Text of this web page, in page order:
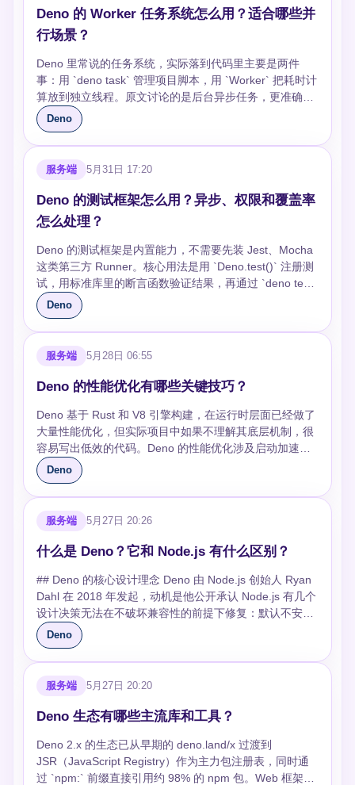
monorepo 共用 TypeScript 配置，仍然可能需要兼容既有
tsconfig。踩坑是直接复制 Node 项目的 tsconfig，里面的
`moduleResolution`、路径别名或类型声明未必适合
Deno，迁移时要逐项确认。 ```json { "compilerOptions":
{ "strict": true, "lib": ["deno.ns", "dom", "dom.iterable"] },
"imports": { "@std/assert": "jsr:@std/assert@1" } } ```
### 第三方库的类型怎么处理？ Deno 导入的现代 ESM
模块通常自带类型，JSR 和不少 npm 包也能直接获得类
明能快速推进业务，但长期看会增加维护成本，尤其是库
升级后声明可能和真实行为不一致。踩坑点是 npm 包如
果依赖 Node 专有 API，类型能过不代表运行能过，还要
验证运行时兼容性。 ```ts import { assertEquals } from
"jsr:@std/assert@1"; import express from
"npm:express@4"; assertEquals(typeof express,
"function"); ``` ### 严格类型会不会拖慢开发？ 短期看，
`strict: true` 会让你多处理空值、联合类型和外部输入校
验，确实比随手写 `any` 慢。长期看，它能把很多线上问
宽，但核心模块不要长期依赖 `any`，否则 TypeScript 只
JSON 进来仍然可能是错的，必要时要配合 zod 这类校验
库。 ## 小结 Deno 的 TypeScript 体验好在默认路径短：
写 `.ts`、跑 `deno check`、用 `deno task` 固化流程。真
正稳定的项目还需要锁依赖、明确 compilerOptions，并
把类型检查放进 CI；这样才能享受少配置，而不是把隐患
藏到运行时。
器 DOM 的逻辑。它支持权限参数，所以测试里如果要读
文件或访问本地端口，需要显式声明，这能逼你看清测试
到底碰了哪些资源。取舍是它不像 Jest 那样自带庞大的生
态和快照习惯，迁移 React 组件测试时未必划算。踩坑点
是异步测试忘记 `await` 或测试权限没写全，表现可能像
代码错了，其实是运行命令不完整。 ```ts import {
assertEquals } from
"https://deno.land/std@0.224.0/assert/mod.ts";
deno task 有什么实际价值？ `deno task` 类似 npm
scripts，用来把常用命令写进 `deno.json`，让本地和 CI
使用同一套入口。它的价值不是功能多，而是减少“你本地
怎么跑”的沟通成本。取舍是跨运行时项目仍然可能需要
项目内部统一命令。常见坑是把权限参数散落在文档里，
最后 CI 忘加权限，最好统一写到 task 中。 ```json {
"tasks": { "dev": "deno run --watch --allow-net --allow-
read src/main.ts", "check": "deno fmt --check && deno
compile` 可以把脚本打成单个可执行文件，适合内部
对方不需要先安装 Deno，也不用理解依赖缓存。边界是
产物体积通常不小，且动态读取文件、远程导入和运行时
权限需要提前想清楚。踩坑最多的是编译时没有把所需权
限和目标平台写进去，结果本地能跑，换机器后访问网络
或文件失败。 ```bash deno compile --allow-read --allow-
net --output bin/tool src/cli.ts ``` ### deno doc 和 deno
直接生成 API 文档，减少文档和代码不一致。`deno
机结果做绝对结论。取舍是文档和基准测试都会增加维护
成本，只有公共 API、核心算法或性能敏感路径才值得固
定下来。踩坑是 benchmark 受机器负载影响很大，最好
比较同一环境下的相对变化，而不是追求漂亮数字。 ##
小结 Deno 内置工具最适合解决“项目启动阶段工具太
多”的问题。先用 `fmt + lint + test + task` 建立基本质量
链用过头。
看到 `require` 和 `import`。Deno 默认使用 ES
Modules，可以直接从 URL、npm specifier 或 JSR 导入
依赖，不强制依赖 `node_modules`。这种方式的取舍很
明显：Deno 的依赖入口更透明，适合小工具和新项目；
Node.js 的 npm 生态更大，遇到冷门 SDK 时更稳。踩坑
点是 Deno 的远程 URL 一定要锁版本，否则上游变更可
能让构建不可复现。 ```ts import { serve } from
"https://deno.land/std@0.224.0/http/server.ts"; import
chalk from "npm:chalk@5"; serve(() => new
Deno 默认安全是什么意思？ Node.js 程序默认可以读文
件、访问网络、读取环境变量，权限通常靠容器、系统用
户或部署平台隔离。Deno 反过来，脚本默认没有文件、
网络和环境变量权限，运行时必须显式加 `--allow-read`、
`--allow-net` 等参数。这个设计适合运行第三方脚本、CLI
插件或自动化任务，因为权限边界写在命令里。边界是后
端服务最终仍要访问数据库、Redis 和配置，权限参数会
变多，团队需要把它们固化到 `deno.json` 或部署脚本
里。 ```bash deno run main.ts deno run --allow-
直接运行 `.ts` 文件，不需要先安装 `typescript`、`ts-
node` 或维护一套复杂构建配置。它对写脚本、边缘函数
和小型服务很舒服，类型检查和运行命令都比较直接。取
舍在于大型 Node.js 项目通常已有成熟的 tsconfig、构建
缓存、路径别名和框架插件，迁到 Deno 未必省事。另一
个常见坑是“能运行”不等于“已经类型检查”，实际 CI 里仍
建议单独跑 `deno check`，避免为了启动速度跳过类型问
题。 ```bash deno check src/main.ts deno run --check
SDK、监控探针、ORM、框架插件都非常丰富，遇到支
付、云厂商、旧系统集成时更容易找到现成方案。Deno
已经支持很多 npm 包，但不是所有包都能无缝运行，尤
其是依赖 Node 原生模块、文件系统假设或构建脚本的
包。项目如果强依赖复杂 npm 生态，Node.js 通常成本更
低；如果是 API 服务、脚本平台、边缘函数或 TypeScript
优先的新工具，Deno 的开发体验更清爽。 ### 线上项目
应该怎么选？ 已有 Node.js 项目不要为了追新整体迁移，
除非你能明确量化安全、部署或工具链收益。新项目如果
件，Node.js 仍然是稳妥选择。Deno 适合权限边界清晰、
依赖少、希望减少工具链配置的项目，例如内部 CLI、
Webhook 服务、轻量 API 和自动化脚本。真正的踩坑不
是选错运行时，而是没有把依赖锁定、权限参数、CI 检查
和部署镜像写清楚。 ## 小结 Node.js 像一座成熟城市，
路网复杂但配套齐全；Deno 更像规划更现代的新区，默
Deno 的 Worker 任务系统怎么用？适合哪些并
行场景？
Deno 里常说的任务系统，实际落到代码里主要是两件
事：用 `deno task` 管理项目脚本，用 `Worker` 把耗时计
算放到独立线程。原文讨论的是后台异步任务，更准确地
说是 Worker 模型。Worker 有自己的执行上下文和内存空
间，不能直接共享主线程变量，只能靠 `postMessage` 传
数据。它适合 CPU 密集型或可拆分的批处理，不适合把
普通 I/O 都丢进去；如果只是请求接口或读几个小文件，
很重要，因为很多文章会把 “task” 和 “worker” 混着讲。
面试或项目评审时，应该先说明你讨论的是哪一层：命令
编排层的 `deno task`，还是运行时并行层的 Worker。前
者解决“怎么启动和约束命令”，后者解决“怎么让重计算不
堵住主线程”。两者都能提升工程体验，但解决的问题完全
不同。 ## 追问 ### Deno 里怎么启动一个 Worker？ 主
线程用 `new Worker(new URL("./worker.ts",
import.meta.url).href, { type: "module" })` 创建 Worker，
然后通过 `postMessage` 发消息。Worker 侧监听
果。这里的边界是消息会被结构化克隆，函数、类实例方
法、部分复杂对象不能像普通引用一样传过去。踩坑点是
路径最好用 `new URL(..., import.meta.url)`，不要依赖当
前工作目录，否则测试和生产启动目录一变就找不到文
件。如果 Worker 文件还需要读本地模块或资源，主进程
启动时仍然要给对应权限。权限不是因为进入 Worker 就
自动放开，Deno 仍然会按运行命令的授权范围执行，这
是它和一些传统脚本环境不一样的地方。 ```ts // main.ts
const worker = new Worker(new URL("./worker.ts",
import.meta.url).href, { type: "module", });
worker.onmessage = (event) => {
console.log(event.data); worker.terminate(); };
console.error(event.message); worker.terminate(); };
worker.postMessage({ number: 21 }); ``` ```ts //
worker.ts self.onmessage = (event) => { const { number
} = event.data; self.postMessage({ result: number * 2 });
}; ``` ```bash deno run --allow-read main.ts ``` ###
Worker 适合处理什么任务，不适合处理什么任务？
Worker 适合图像像素处理、加密哈希、大数组计算、日
它不适合非常短的小任务，因为创建线程、加载模块、传
辑，主线程和 Worker 来回通信太密会把性能优势吃掉。
取舍上可以先在主线程写清楚逻辑，再用实际耗时数据决
定是否拆到 Worker，而不是一开始就把架构做复杂。还
Deno
服务端 5月31日 17:20
Deno 的测试框架怎么用？异步、权限和覆盖率
怎么处理？
Deno 的测试框架是内置能力，不需要先装 Jest、Mocha
这类第三方 Runner。核心用法是用 `Deno.test()` 注册测
试，用标准库里的断言函数验证结果，再通过 `deno test`
运行。它的特点不是“功能最多”，而是和运行时权限、
TypeScript、覆盖率、并发执行放在同一套命令里管理。
真正写项目时，重点不只是会写一个 `assertEquals`，还
要知道异步资源怎么清理、权限怎么最小化、哪些测试适
成“能跑断言”，很容易写出本地偶尔通过、CI 经常失败的
认没有额外权限，未关闭的异步操作会被检查，覆盖率也
不需要额外插件。这些默认值会让刚上手的人觉得严格，
但对长期维护很友好，因为很多隐蔽问题会在测试阶段就
暴露出来。 ## 追问 ### 最小的 Deno 测试应该怎么写？
最小测试通常放在 `*_test.ts` 或 `.test.ts` 文件里，Deno
会自动发现这些文件。断言建议优先从 `jsr:@std/assert`
引入，旧项目里也可能看到
项目里混着升级。测试名要描述行为，而不是写成 `test
`assertEquals` 会做深比较，适合对象和数组；如果要比
较同一个引用，才用 `assertStrictEquals`。实际项目里还
要注意导入路径的稳定性，特别是从远程 URL 迁移到
JSR 或 npm 兼容包时，锁文件和版本号要一起维护。否
则同一段测试在不同机器上可能解析到不同版本的断言
库，报错信息也会不一致。 ```ts import { assertEquals }
from "jsr:@std/assert"; function add(a: number, b:
two numbers", () => { assertEquals(add(1, 2), 3);
deno test src/math_test.ts deno test --filter="add
returns" ``` ### 异步测试、异常测试和资源清理有什么
Deno
服务端 5月28日 06:55
Deno 的性能优化有哪些关键技巧？
Deno 基于 Rust 和 V8 引擎构建，在运行时层面已经做了
大量性能优化，但实际项目中如果不理解其底层机制，很
容易写出低效的代码。Deno 的性能优化涉及启动加速、
运行时调优、内存管理、并发模型和 I/O 处理等多个维
度，掌握这些技巧是面试中的常见考察点。 ## Deno 的性
能瓶颈通常出现在哪些环节？ Deno 应用的性能瓶颈主要
集中在三个环节：启动阶段的全量依赖加载、运行时的同
问题时，需要结合 Deno 的架构特点来分析——Deno 的
信，每次 opcall 的开销在 2.x 版本中已优化到纳秒级，但
频繁的跨边界调用仍然是性能敏感场景需要关注的重点。
## 如何优化 Deno 的启动性能？ Deno 的冷启动耗时主要
花在模块解析和 TypeScript 编译上。优化启动性能的核心
思路是减少启动时需要解析和编译的代码量。 **动态导入
替代顶层全量加载**：将非必要依赖改为按需加载，避免
启动时解析整个依赖树。 ```typescript // 顶层全量加载：
"./heavy-processor.ts"; // 动态导入：只在需要时加载
heavyProcessor } = await import("./heavy-processor.ts");
return heavyProcessor(data); } ``` **利用 Deno 的编译缓
存**：Deno 会将编译结果缓存在 `DENO_DIR` 目录中
Deno
服务端 5月27日 20:26
什么是 Deno？它和 Node.js 有什么区别？
## Deno 的核心设计理念 Deno 由 Node.js 创始人 Ryan
Dahl 在 2018 年发起，动机是他公开承认 Node.js 有几个
设计决策无法在不破坏兼容性的前提下修复：默认不安全
的执行环境、混乱的 node_modules 机制、以及
CommonJS 与 ES Modules 并存的模块系统。Deno 从零
开始，用 Rust 重写了底层，试图给出更干净的答案。 ##
Deno 和 Node.js 的关键区别 **安全模型**：Deno 默认沙
必须通过 `--allow-read`、`--allow-net` 等标志显式授权。
理**：Deno 用 URL 直接导入模块，不依赖 package.json
和 node_modules。Deno 2.0 起 `npm:` 前缀已稳定支
持，可以 `import express from "npm:express"` 直接使用
Deno
服务端 5月27日 20:20
Deno 生态有哪些主流库和工具？
Deno 2.x 的生态已从早期的 deno.land/x 过渡到
JSR（JavaScript Registry）作为主力包注册表，同时通
过 `npm:` 前缀直接引用约 98% 的 npm 包。Web 框架首